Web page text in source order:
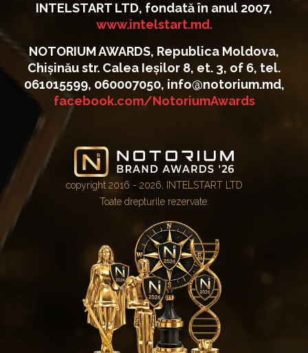
INTELSTART LTD, fondată în anul 2007,
www.intelstart.md.
NOTORIUM AWARDS, Republica Moldova,
Chișinău str. Calea Ieșilor 8, et. 3, of 6, tel.
061015599, 060007050, info@notorium.md,
facebook.com/NotoriumAwards
copyright 2016 - 2026, INTELSTART LTD
Toate drepturile rezervate.